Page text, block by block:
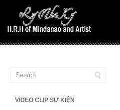
VIDEO CLIP SỰ KIỆN